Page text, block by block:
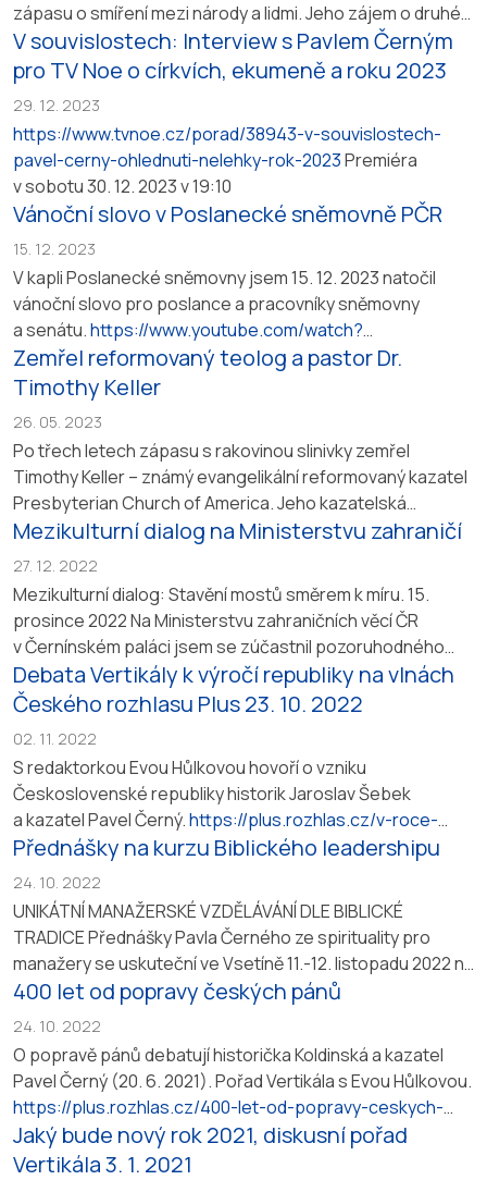
zápasu o smíření mezi národy a lidmi. Jeho zájem o druhé
byl pevně zakořeněn v lásce ke Kristu. Článek byl
uveřejněn na webových stránkách Křesťan dnes.
https://www.krestandnes.cz/pavel-cerny-krista-
vyznavajici-prezident-jimmy-carter-zemrel/
V souvislostech: Interview s Pavlem Černým
pro TV Noe o církvích, ekumeně a roku 2023
29. 12. 2023
https://www.tvnoe.cz/porad/38943-v-souvislostech-
pavel-cerny-ohlednuti-nelehky-rok-2023Premiéra
v sobotu 30. 12. 2023 v 19:10
Vánoční slovo v Poslanecké sněmovně PČR
15. 12. 2023
V kapli Poslanecké sněmovny jsem 15. 12. 2023 natočil
vánoční slovo pro poslance a pracovníky sněmovny
a senátu.https://www.youtube.com/watch?
v=Vh5lrPHiRvs&ab_channel=KaplePSPCZPraha
Zemřel reformovaný teolog a pastor Dr.
Timothy Keller
26. 05. 2023
Po třech letech zápasu s rakovinou slinivky zemřel
Timothy Keller – známý evangelikální reformovaný kazatel
Presbyterian Church of America. Jeho kazatelská
a pastýřská služba se stala ve světě známou a inspirovala
mnoho kazatelů a zakladatelů sborů v různých částech
světa, včetně České republiky. Jeho knihy jsou
v knihovnách mnoha duchovních a ovlivnily...
Mezikulturní dialog na Ministerstvu zahraničí
27. 12. 2022
Mezikulturní dialog: Stavění mostů směrem k míru. 15.
prosince 2022 Na Ministerstvu zahraničních věcí ČR
v Černínském paláci jsem se zúčastnil pozoruhodného
setkání pod názvem: Intercultural and Interfaith Dialogue:
Building Bridges towards Peace. Jeho hostiteli byli kromě
úřad organizace islámské spolupráce, Nadace Anna
Lindh...
Debata Vertikály k výročí republiky na vlnách
Českého rozhlasu Plus 23. 10. 2022
02. 11. 2022
S redaktorkou Evou Hůlkovou hovoří o vzniku
Československé republiky historik Jaroslav Šebek
a kazatel Pavel Černý.https://plus.rozhlas.cz/v-roce-
1918-se-naplnila-touha-po-samostatnem-state-
pripomina-historik-8853198/2#dil=2
Přednášky na kurzu Biblického leadershipu
24. 10. 2022
UNIKÁTNÍ MANAŽERSKÉ VZDĚLÁVÁNÍ DLE BIBLICKÉ
TRADICE Přednášky Pavla Černého ze spirituality pro
manažery se uskuteční ve Vsetíně 11.-12. listopadu 2022 na
kurzu, který proběhne v budově evangelické diakonie.
Pořádá Vzdělávací institut VIDIA Vsetín.
https://vidiavsetin.cz/otevrene-kurzy/bible-leadership-
88/
400 let od popravy českých pánů
24. 10. 2022
O popravě pánů debatují historička Koldinská a kazatel
Pavel Černý (20. 6. 2021). Pořad Vertikála s Evou Hůlkovou.
https://plus.rozhlas.cz/400-let-od-popravy-ceskych-
panu-nikomu-se-do-tribunalu-nechtelo-priblizuje-
8515844/2#dil=2
Jaký bude nový rok 2021, diskusní pořad
Vertikála 3. 1. 2021